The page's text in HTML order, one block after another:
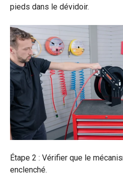
pieds dans le dévidoir.
Étape 2 : Vérifier que le
enclenché.